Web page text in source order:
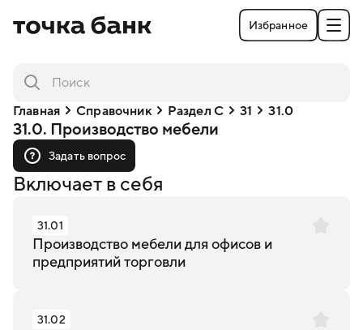
Избранное
Главная Справочник Раздел C 31 31.0
31.0. Производство мебели
Задать вопрос
Включает в себя
31.01
Производство мебели для офисов и
предприятий торговли
31.02